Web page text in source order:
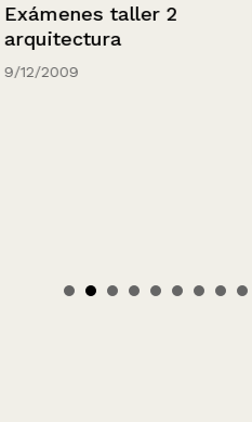
Exámenes taller 2
arquitectura
9/12/2009